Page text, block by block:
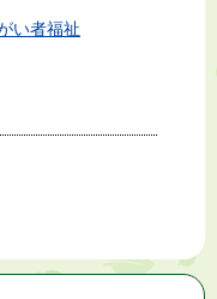
い者福祉